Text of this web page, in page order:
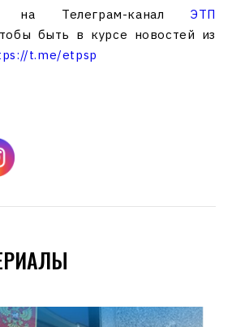
на Телеграм-каналЭТП
быть в курсе новостей из
t.me/etpsp